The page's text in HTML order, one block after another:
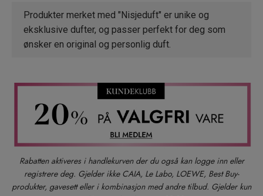
Produkter merket med "Nisjeduft" er unike og
eksklusive dufter, og passer perfekt for deg som
ønsker en original og personlig duft.
Rabatten aktiveres i handlekurven der du også kan logge inn eller
registrere deg. Gjelder ikke CAIA, Le Labo, LOEWE, Best Buy-
produkter, gavesett eller i kombinasjon med andre tilbud. Gjelder kun